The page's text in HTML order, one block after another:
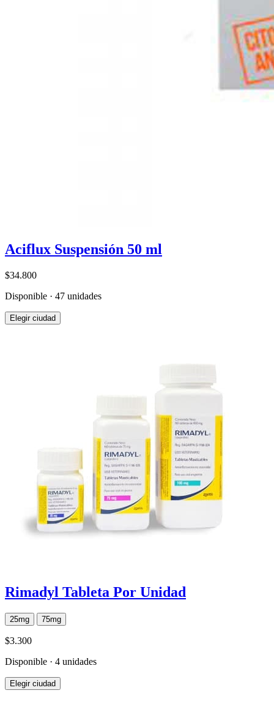
Aciflux Suspensión 50 ml
$34.800
Disponible · 47 unidades
Elegir ciudad
Rimadyl Tableta Por Unidad
25mg 75mg
$3.300
Disponible · 4 unidades
Elegir ciudad